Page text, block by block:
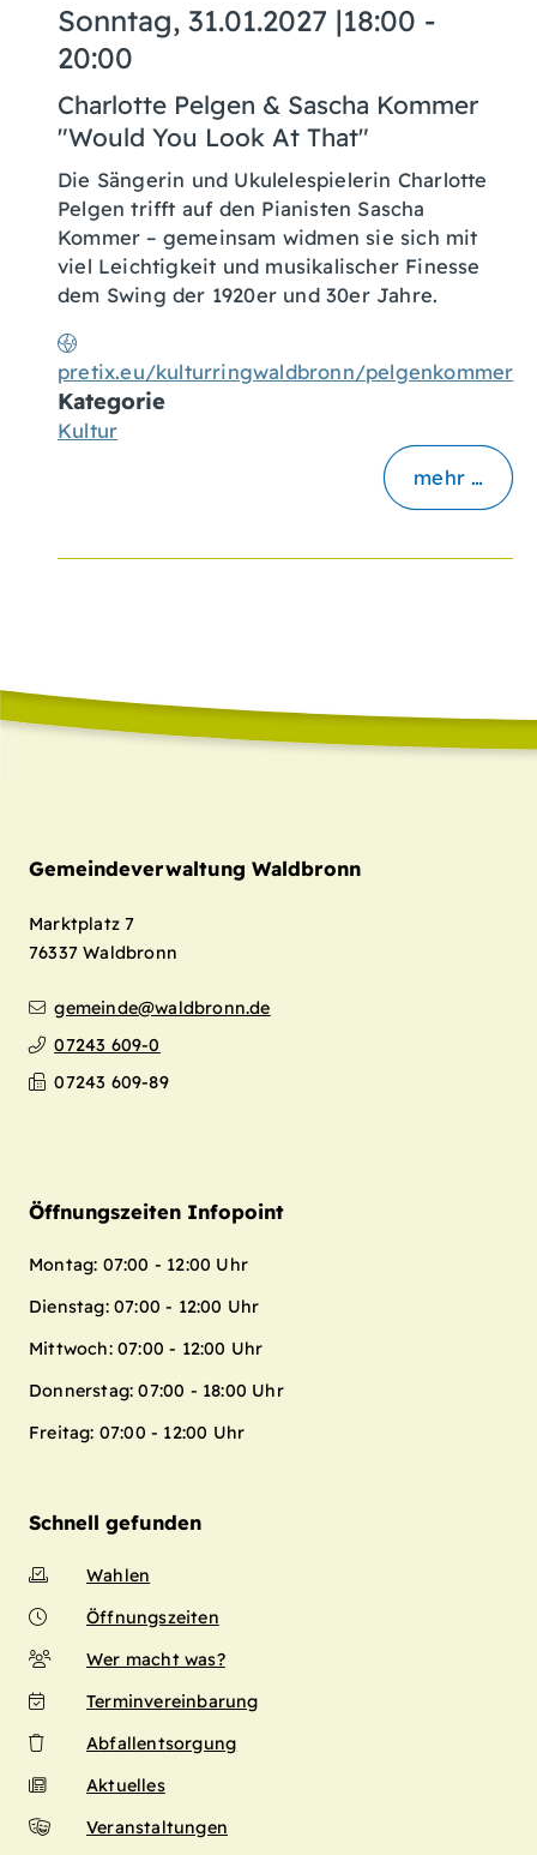
Sonntag, 31.01.2027 |18:00 -
20:00
Charlotte Pelgen & Sascha Kommer
"Would You Look At That"
pretix.eu/kulturringwaldbronn/pelgenkommer
Die Sängerin und Ukulelespielerin Charlotte
Pelgen trifft auf den Pianisten Sascha
Kommer – gemeinsam widmen sie sich mit
viel Leichtigkeit und musikalischer Finesse
dem Swing der 1920er und 30er Jahre.
Kategorie
Kultur
mehr …
Gemeindeverwaltung Waldbronn
Marktplatz 7
76337 Waldbronn
gemeinde@waldbronn.de
07243 609-0
07243 609-89
Leaflet| Map data ©OpenStreetMap
contributors,CC-BY-SA
Öffnungszeiten Infopoint
Montag: 07:00 - 12:00 Uhr
Dienstag: 07:00 - 12:00 Uhr
Mittwoch: 07:00 - 12:00 Uhr
Donnerstag: 07:00 - 18:00 Uhr
Freitag: 07:00 - 12:00 Uhr
Schnell gefunden
Wahlen
Öffnungszeiten
Wer macht was?
Terminvereinbarung
Abfallentsorgung
Aktuelles
Veranstaltungen